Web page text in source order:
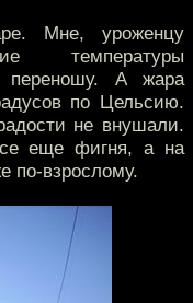
Мне, уроженцу
температуры
переношу. А жара
по Цельсию.
не внушали.
еще фигня, а на
по-взрослому.